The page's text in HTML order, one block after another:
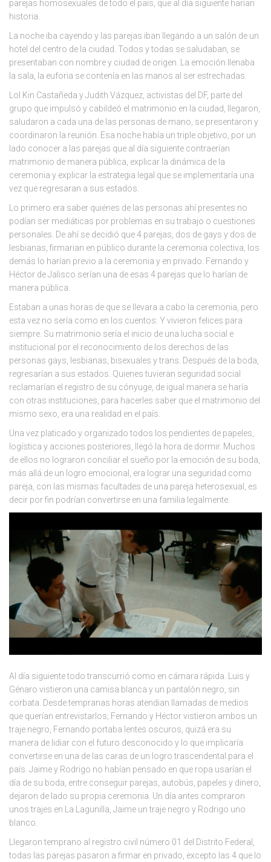
parejas homosexuales de todo el país, que al día siguiente harían
historia.
La noche iba cayendo y las parejas iban llegando a un salón de un
hotel del centro de la ciudad. Todos y todas se saludaban, se
presentaban con nombre y ciudad de origen. La emoción llenaba
la sala, la euforia se contenía en las manos al ser estrechadas.
Lol Kin Castañeda y Judith Vázquez, activistas del DF, parte del
grupo que impulsó y cabildeó el matrimonio en la ciudad, llegaron,
saludaron a cada una de las personas de mano, se presentaron y
coordinaron la reunión. Esa noche había un triple objetivo, por un
lado conocer a las parejas que al día siguiente contraerían
matrimonio de manera pública, explicar la dinámica de la
ceremonia y explicar la estrategia legal que se implementaría una
vez que regresaran a sus estados.
Lo primero era saber quiénes de las personas ahí presentes no
podían ser mediáticas por problemas en su trabajo o cuestiones
personales. De ahí se decidió que 4 parejas, dos de gays y dos de
lesbianas, firmarian en público durante la ceremonia colectiva, los
demás lo harían previo a la ceremonia y en privado. Fernando y
Héctor de Jalisco serían una de esas 4 parejas que lo harían de
manera pública.
Estaban a unas horas de que se llevara a cabo la ceremonia, pero
esta vez no sería como en los cuentos: Y vivieron felices para
siempre. Su matrimonio sería el inicio de una lucha social e
institucional por el reconocimiento de los derechos de las
personas gays, lesbianas, bisexuales y trans. Después de la boda,
regresarían a sus estados. Quienes tuvieran seguridad social
reclamarían el registro de su cónyuge, de igual manera se haría
con otras instituciones, para hacerles saber que el matrimonio del
mismo sexo, era una realidad en el país.
Una vez platicado y organizado todos los pendientes de papeles,
logística y acciones posteriores, llegó la hora de dormir. Muchos
de ellos no lograron conciliar el sueño por la emoción de su boda,
más allá de un logro emocional, era lograr una seguridad como
pareja, con las mismas facultades de una pareja heterosexual, es
decir por fin podrían convertirse en una familia legalmente.
Al día siguiente todo transcurrió como en cámara rápida. Luis y
Génaro vistieron una camisa blanca y un pantalón negro, sin
corbata. Desde tempranas horas atendian llamadas de medios
que querían entrevistarlos; Fernando y Héctor vistieron ambos un
traje negro, Fernando portaba lentes oscuros, quizá era su
manera de lidiar con el futuro desconocido y lo que implicaría
convertirse en una de las caras de un logro trascendental para el
país. Jaime y Rodrigo no habían pensado en que ropa usarían el
día de su boda, entre conseguir parejas, autobús, papeles y dinero,
dejaron de lado su propia ceremonia. Un día antes compraron
unos trajes en La Lagunilla, Jaime un traje negro y Rodrigo uno
blanco.
Llegaron temprano al registro civil número 01 del Distrito Federal,
todas las parejas pasaron a firmar en privado, excepto las 4 que lo